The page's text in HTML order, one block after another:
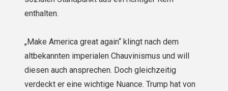
enthalten.
„Make America great again“ klingt nach dem
altbekannten imperialen Chauvinismus und will
diesen auch ansprechen. Doch gleichzeitig
verdeckt er eine wichtige Nuance. Trump hat von